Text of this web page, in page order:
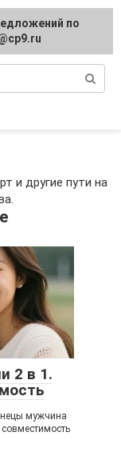
и другие пути на
2 в 1.
мужчина
по